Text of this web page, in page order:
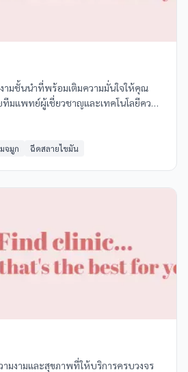
มชั้นนำที่พร้อมเติมความมั่นใจให้คุณ
ทีมแพทย์ผู้เชี่ยวชาญและเทคโนโลยีความ
จมูก ฉีดสลายไขมัน
มงามและสุขภาพที่ให้บริการครบวงจร